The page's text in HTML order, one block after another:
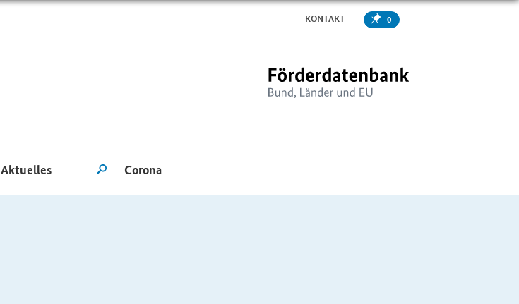
KONTAKT 0
Aktuelles